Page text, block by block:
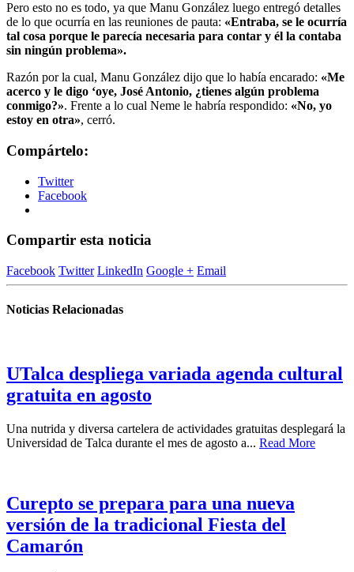
Pero esto no es todo, ya que Manu González luego entregó detalles
de lo que ocurría en las reuniones de pauta: «Entraba, se le ocurría
tal cosa porque le parecía necesaria para contar y él la contaba
sin ningún problema».
Razón por la cual, Manu González dijo que lo había encarado: «Me
acerco y le digo ‘oye, José Antonio, ¿tienes algún problema
conmigo?». Frente a lo cual Neme le habría respondido: «No, yo
estoy en otra», cerró.
Compártelo:
Twitter
Facebook
Compartir esta noticia
Facebook Twitter LinkedIn Google + Email
Noticias Relacionadas
UTalca despliega variada agenda cultural
gratuita en agosto
Una nutrida y diversa cartelera de actividades gratuitas desplegará la
Universidad de Talca durante el mes de agosto a... Read More
Curepto se prepara para una nueva
versión de la tradicional Fiesta del
Camarón